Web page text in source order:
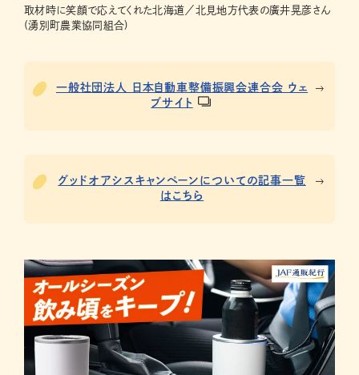
取材時に笑顔で応えてくれた北海道／北見地方代表の廣井晃彦さん
(湧別町農業協同組合)
一般社団法人 日本自動車整備振興会連合会 ウェ
ブサイト
グッドオアシスキャンペーンについての記事一覧
はこちら